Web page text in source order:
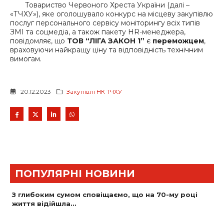
Товариство Червоного Хреста України (далі –
«ТЧХУ»), яке оголошувало конкурс на місцеву закупівлю
послуг персонального сервісу моніторингу всіх типів
ЗМІ та соцмедіа, а також пакету HR-менеджера,
повідомляє, що ТОВ “ЛІГА ЗАКОН 1” є переможцем,
враховуючи найкращу ціну та відповідність технічним
вимогам.
20.12.2023 Закупівлі НК ТЧХУ
ПОПУЛЯРНІ НОВИНИ
З глибоким сумом сповіщаємо, що на 70-му році
життя відійшла…